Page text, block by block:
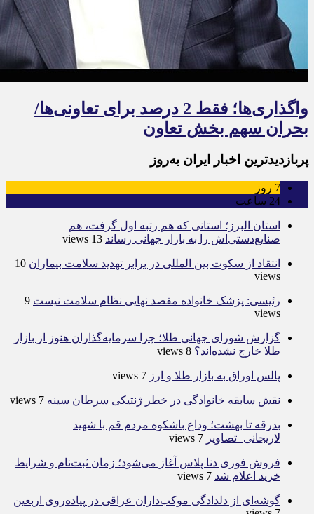
واگذاری‌ها؛ فقط 2 درصد برای تعاونی‌ها/
بحران سهم بخش تعاون
پربازدیدترین اخبار ایران به‌روز
7 روز
24 ساعت
استان البرز؛ استانی که هم رتبه اول گرفت، هم
صنایع‌دستی‌اش را به بازار جهانی رساند 13 views
انتقاد از سکوت بین المللی در برابر تهدید سلامت بیماران 10
views
رئیسی: پزشک خانواده مقصد نهایی نظام سلامت نیست 9
views
گزارش شورای جهانی طلا؛ چرا سرمایه‌گذاران هنوز از بازار
طلا خارج نشده‌اند؟ 8 views
پالس اوراق به بازار طلا و ارز 7 views
نقش سابقه خانوادگی در خطر ژنتیکی سرطان سینه 7 views
بدرقه تا بهشت؛ وداع باشکوه مردم قم با شهید
لاریجانی+تصاویر 7 views
فروش فوری دنا پلاس آغاز می‌شود؛ زمان ثبت‌نام و شرایط
خرید اعلام شد 7 views
گوشه‌ای از دلدادگی موکب‌داران عراقی در پیاده‌روی اربعین